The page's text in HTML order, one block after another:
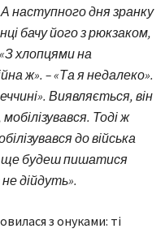
А наступного дня зранку
бачу його з рюкзаком,
«З хлопцями на
ж». – «Та я недалеко».
Виявляється, він
Тоді ж
до війська
ще будеш пишатися
дійдуть».
з онуками: ті